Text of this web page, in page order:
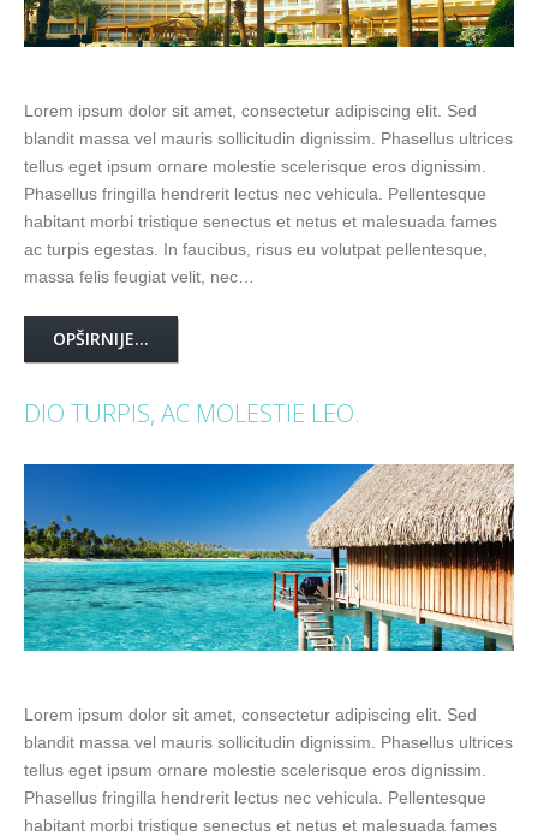
Lorem ipsum dolor sit amet, consectetur adipiscing elit. Sed
blandit massa vel mauris sollicitudin dignissim. Phasellus ultrices
tellus eget ipsum ornare molestie scelerisque eros dignissim.
Phasellus fringilla hendrerit lectus nec vehicula. Pellentesque
habitant morbi tristique senectus et netus et malesuada fames
ac turpis egestas. In faucibus, risus eu volutpat pellentesque,
massa felis feugiat velit, nec…
OPŠIRNIJE...
DIO TURPIS, AC MOLESTIE LEO.
Lorem ipsum dolor sit amet, consectetur adipiscing elit. Sed
blandit massa vel mauris sollicitudin dignissim. Phasellus ultrices
tellus eget ipsum ornare molestie scelerisque eros dignissim.
Phasellus fringilla hendrerit lectus nec vehicula. Pellentesque
habitant morbi tristique senectus et netus et malesuada fames